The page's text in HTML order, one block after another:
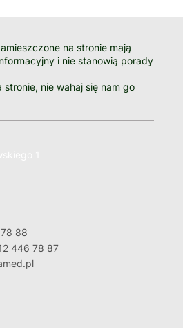
na stronie mają
i nie stanowią porady
stronie, nie wahaj się nam go
88
446 78 87